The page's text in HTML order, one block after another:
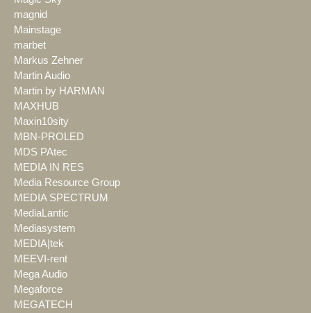
magnid
Mainstage
marbet
Markus Zehner
Martin Audio
Martin by HARMAN
MAXHUB
Maxin10sity
MBN-PROLED
MDS PAtec
MEDIA IN RES
Media Resource Group
MEDIA SPECTRUM
MediaLantic
Mediasystem
MEDIA|tek
MEEVI-rent
Mega Audio
Megaforce
MEGATECH